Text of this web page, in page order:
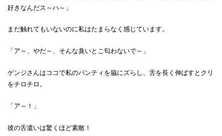
好きなんだス～ハ～」
まだ触れてもいないのに私はたまらなく感じています。
「ア～、やだ～、そんな臭いとこ匂わないで～」
ゲンジさんはココで私のパンティを脇にズらし、舌を長く伸ばすとクリ
をチロチロ。
「ア～！」
彼の舌遣いは驚くほど素敵！